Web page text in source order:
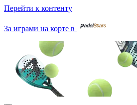
Перейти к контенту
За играми на корте в